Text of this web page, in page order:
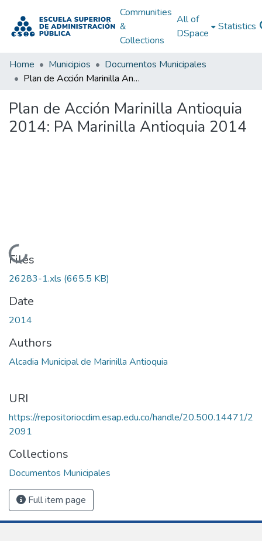
Communities
&
Collections
All of
DSpace
Statistics
Home Municipios
Documentos Municipales
Plan de Acción Marinilla Antioquia 2014: PA Marinilla Antioquia 2014
Plan de Acción Marinilla Antioquia
2014: PA Marinilla Antioquia 2014
Loading...
Files
26283-1.xls (665.5 KB)
Date
2014
Authors
Alcadia Municipal de Marinilla Antioquia
URI
https://repositoriocdim.esap.edu.co/handle/20.500.14471/2
2091
Collections
Documentos Municipales
Full item page